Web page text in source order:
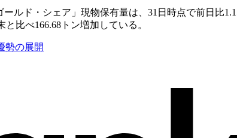
ルド・シェア」現物保有量は、31日時点で前日比
比べ166.68トン増加している。
勢の展開